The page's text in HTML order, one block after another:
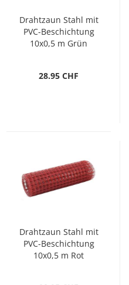
Drahtzaun Stahl mit
PVC-Beschichtung
10x0,5 m Grün
28.95 CHF
Drahtzaun Stahl mit
PVC-Beschichtung
10x0,5 m Rot